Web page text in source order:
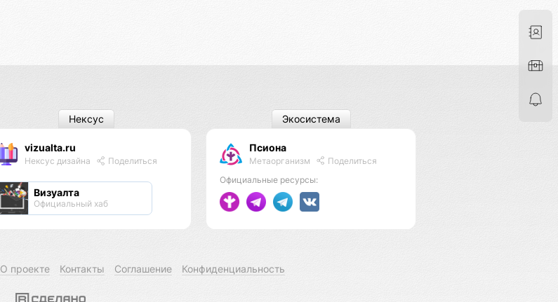
vizualta.ru
Нексус дизайна Поделиться
Визуалта
Официальный хаб
Нексус
Псиона
Метаорганизм
Поделиться
Официальные ресурсы:
Экосистема
О проекте Контакты Соглашение Конфиденциальность